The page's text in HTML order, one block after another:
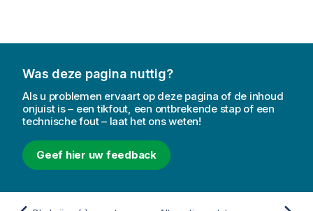
Was deze pagina nuttig?
Als u problemen ervaart op deze pagina of de inhoud
onjuist is – een tikfout, een ontbrekende stap of een
technische fout – laat het ons weten!
Geef hier uw feedback